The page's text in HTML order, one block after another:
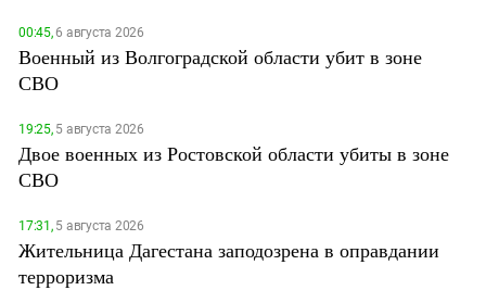
00:45,6 августа 2026
Военный из Волгоградской области убит в зоне
СВО
19:25,5 августа 2026
Двое военных из Ростовской области убиты в зоне
СВО
17:31,5 августа 2026
Жительница Дагестана заподозрена в оправдании
терроризма